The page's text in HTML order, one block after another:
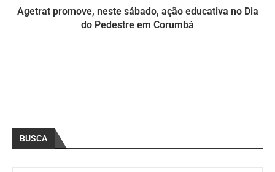
Agetrat promove, neste sábado, ação educativa no Dia
do Pedestre em Corumbá
BUSCA